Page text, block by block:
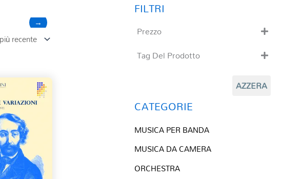
→
Prezzo
Tag Del Prodotto
Composizioni originali
QR base
QR esecuzione
AZZERA
CATEGORIE
MUSICA PER BANDA
MUSICA DA CAMERA
ORCHESTRA